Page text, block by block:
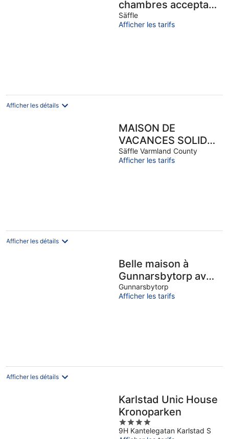
chambres acceptant
les.
Säffle
Afficher les tarifs
Afficher les détails
MAISON DE
VACANCES SOLIDE
ET CONFORTABLE,
INCL. CANOE,
Säffle Varmland County
Afficher les tarifs
Afficher les détails
Belle maison à
Gunnarsbytorp avec
sauna
Gunnarsbytorp
Afficher les tarifs
Afficher les détails
Karlstad Unic House
Kronoparken
4
out
9H Kantelegatan Karlstad S